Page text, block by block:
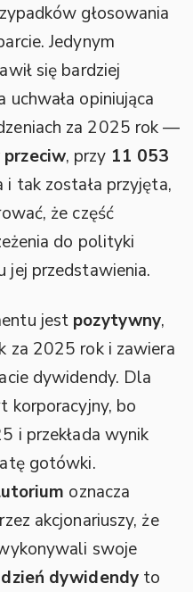
głosowania
Jedynym
się bardziej
uchwała opiniująca
za 2025 rok —
, przy 11 053
i tak została przyjęta,
że część
do polityki
jej przedstawienia.
jest pozytywny,
za 2025 rok i zawiera
dywidendy. Dla
korporacyjny, bo
i przekłada wynik
gotówki.
oznacza
akcjonariuszy, że
swoje
dzień dywidendyto